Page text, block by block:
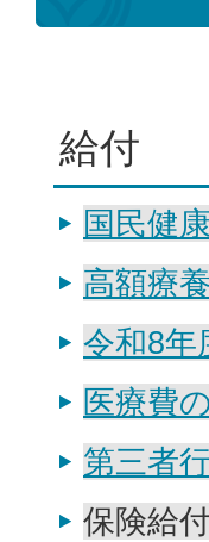
給付
国民健
高額療
令和8年
医療費
第三者
保険給